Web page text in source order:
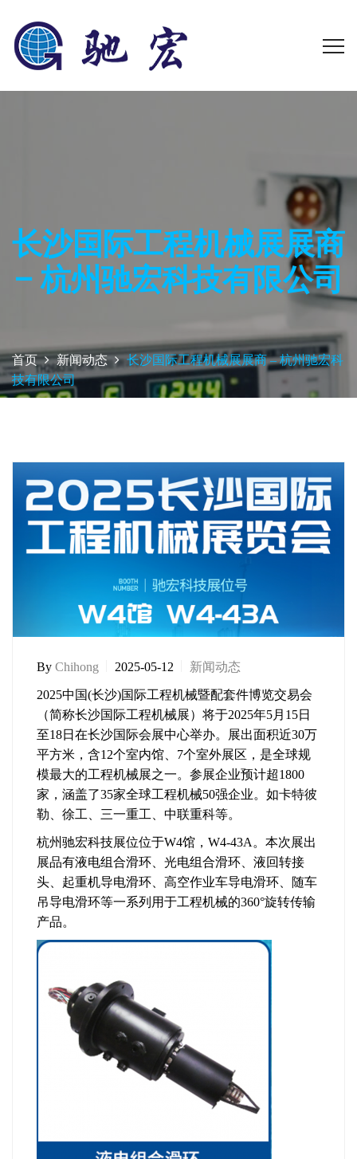
长沙国际工程机械展展商
– 杭州驰宏科技有限公司
首页 新闻动态
长沙国际工程机械展展商 – 杭州驰宏科
技有限公司
By Chihong 2025-05-12 新闻动态
2025中国(长沙)国际工程机械暨配套件博览交易会
（简称长沙国际工程机械展）将于2025年5月15日
至18日在长沙国际会展中心举办。展出面积近30万
平方米，含12个室内馆、7个室外展区，是全球规
模最大的工程机械展之一。参展企业预计超1800
家，涵盖了35家全球工程机械50强企业。如卡特彼
勒、徐工、三一重工、中联重科等。
杭州驰宏科技展位位于W4馆，W4-43A。本次展出
展品有液电组合滑环、光电组合滑环、液回转接
头、起重机导电滑环、高空作业车导电滑环、随车
吊导电滑环等一系列用于工程机械的360°旋转传输
产品。